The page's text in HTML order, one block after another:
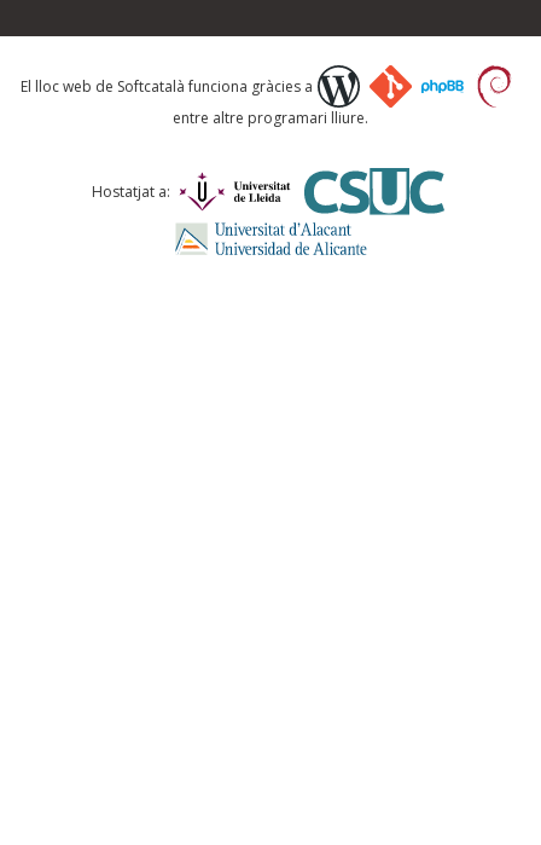
Què proposeu?
Comentari *
El lloc web de Softcatalà funciona gràcies a
entre altre programari lliure.
Hostatjat a: